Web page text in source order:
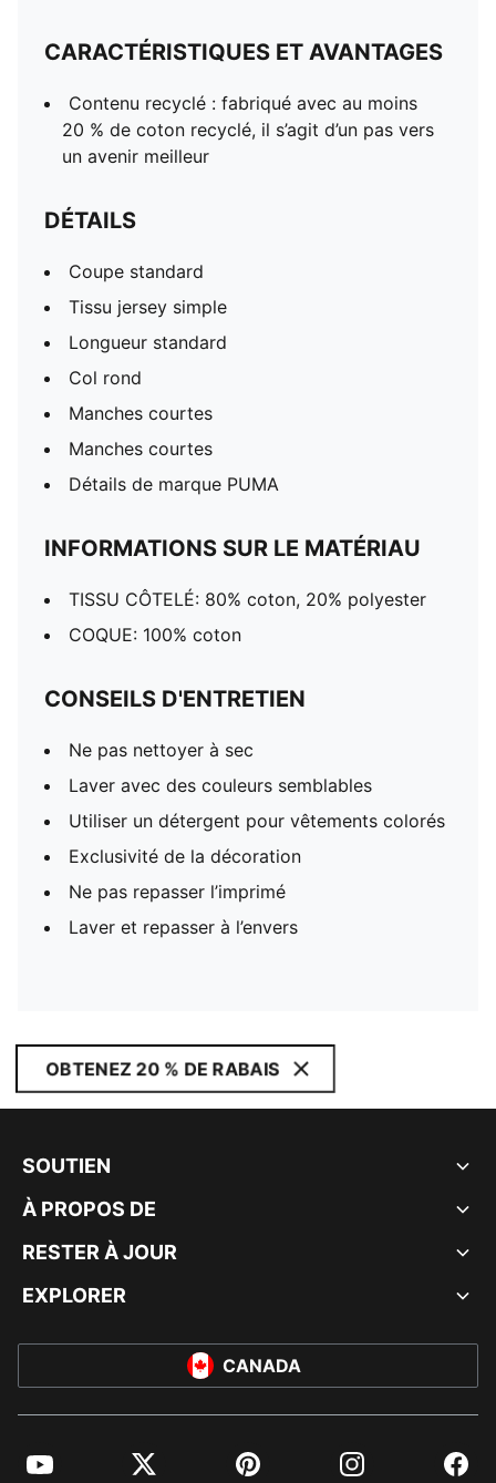
CARACTÉRISTIQUES ET AVANTAGES
Contenu recyclé : fabriqué avec au moins
20 % de coton recyclé, il s’agit d’un pas vers
un avenir meilleur
DÉTAILS
Coupe standard
Tissu jersey simple
Longueur standard
Col rond
Manches courtes
Manches courtes
Détails de marque PUMA
INFORMATIONS SUR LE MATÉRIAU
TISSU CÔTELÉ: 80% coton, 20% polyester
COQUE: 100% coton
CONSEILS D'ENTRETIEN
Ne pas nettoyer à sec
Laver avec des couleurs semblables
Utiliser un détergent pour vêtements colorés
Exclusivité de la décoration
Ne pas repasser l’imprimé
Laver et repasser à l’envers
OBTENEZ 20 % DE RABAIS
SOUTIEN
À PROPOS DE
RESTER À JOUR
EXPLORER
CANADA
YouTube Twitter Pinterest Instagram